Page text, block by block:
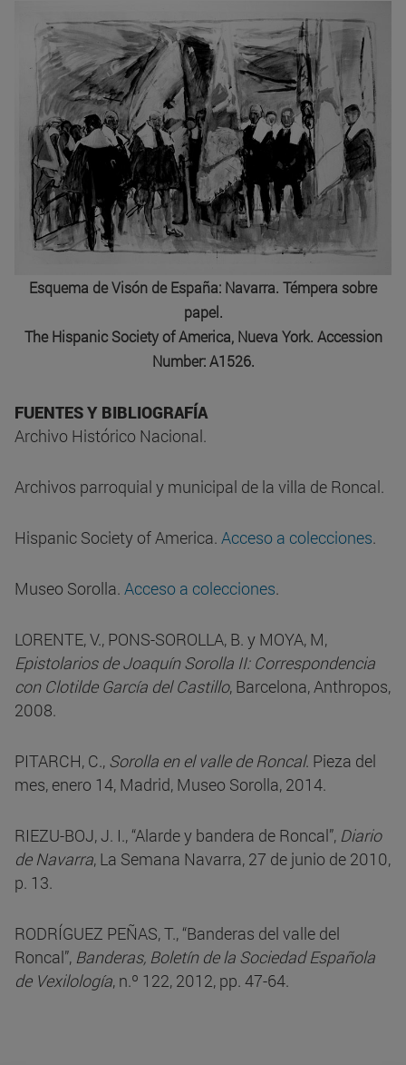
Esquema de Visón de España: Navarra. Témpera sobre
papel.
The Hispanic Society of America, Nueva York. Accession
Number: A1526.
FUENTES Y BIBLIOGRAFÍA
Archivo Histórico Nacional.
Archivos parroquial y municipal de la villa de Roncal.
Hispanic Society of America. Acceso a colecciones.
Museo Sorolla. Acceso a colecciones.
LORENTE, V., PONS-SOROLLA, B. y MOYA, M,
Epistolarios de Joaquín Sorolla II: Correspondencia
con Clotilde García del Castillo, Barcelona, Anthropos,
2008.
PITARCH, C., Sorolla en el valle de Roncal. Pieza del
mes, enero 14, Madrid, Museo Sorolla, 2014.
RIEZU-BOJ, J. I., “Alarde y bandera de Roncal”, Diario
de Navarra, La Semana Navarra, 27 de junio de 2010,
p. 13.
RODRÍGUEZ PEÑAS, T., “Banderas del valle del
Roncal”, Banderas, Boletín de la Sociedad Española
de Vexilología, n.º 122, 2012, pp. 47-64.